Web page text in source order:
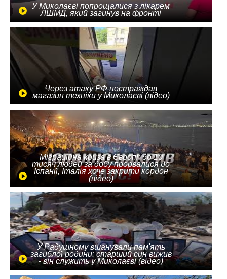
У Миколаєві попрощалися з лікарем
ЛШМД, який загинув на фронті
Через атаку РФ постраждав
магазин техніки у Миколаєві (відео)
Міграційна криза в Європі: до 10
тисяч людей за добу прорвалися до
Іспанії, Італія хоче закрити кордон
(відео)
У Радушному вшанували пам'ять
загиблої родини: старший син вижив
- він служить у Миколаєві (відео)